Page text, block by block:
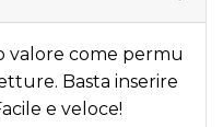
valore come permu
Basta inserire
e veloce!